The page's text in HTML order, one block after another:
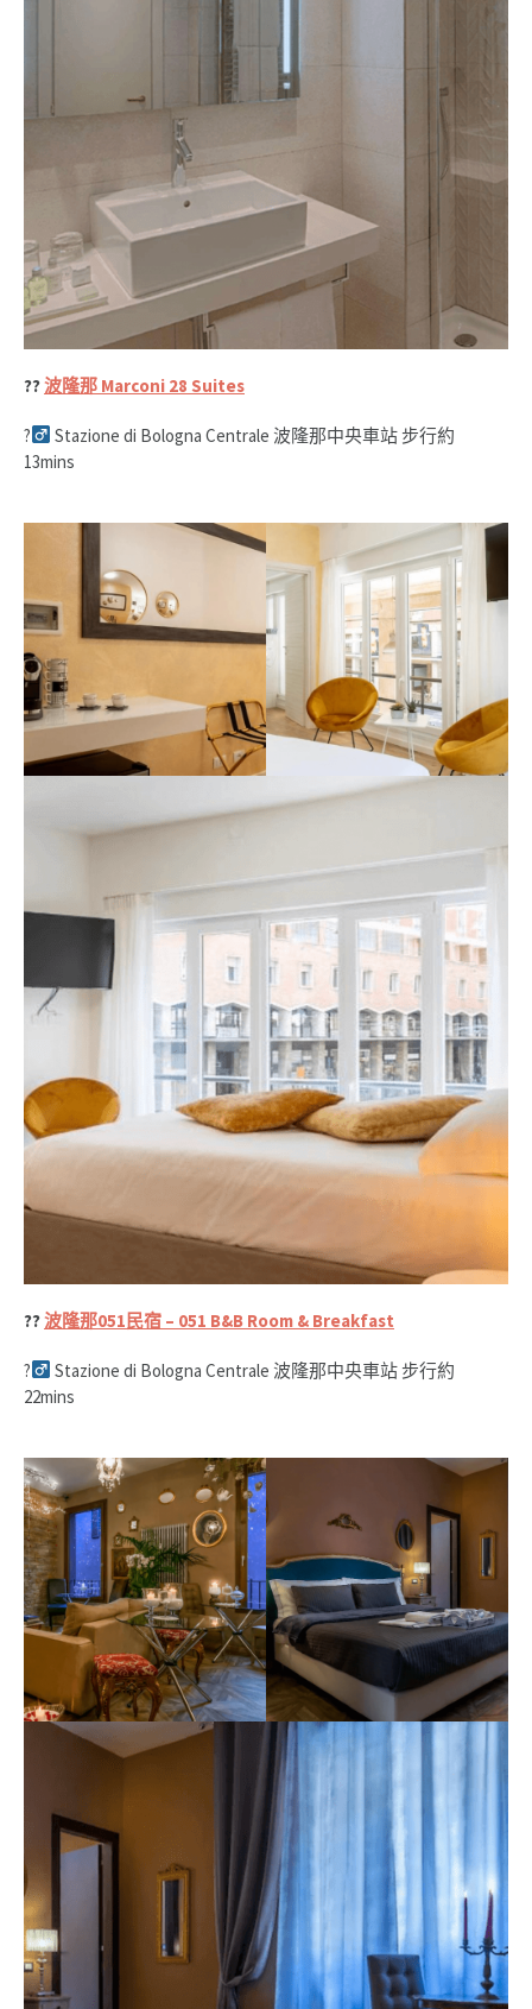
??波隆那 Marconi 28 Suites
?‍
Stazione di Bologna Centrale 波隆那中央車站 步行約
13mins
??波隆那051民宿 – 051 B&B Room & Breakfast
?‍
Stazione di Bologna Centrale 波隆那中央車站 步行約
22mins